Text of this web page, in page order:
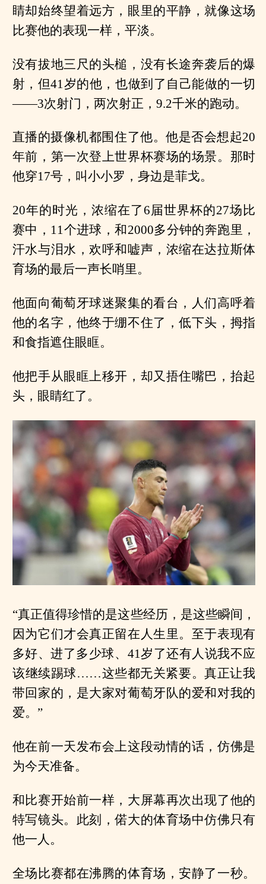
睛却始终望着远方，眼里的平静，就像这场
比赛他的表现一样，平淡。
没有拔地三尺的头槌，没有长途奔袭后的爆
射，但41岁的他，也做到了自己能做的一切
——3次射门，两次射正，9.2千米的跑动。
直播的摄像机都围住了他。他是否会想起20
年前，第一次登上世界杯赛场的场景。那时
他穿17号，叫小小罗，身边是菲戈。
20年的时光，浓缩在了6届世界杯的27场比
赛中，11个进球，和2000多分钟的奔跑里，
汗水与泪水，欢呼和嘘声，浓缩在达拉斯体
育场的最后一声长哨里。
他面向葡萄牙球迷聚集的看台，人们高呼着
他的名字，他终于绷不住了，低下头，拇指
和食指遮住眼眶。
他把手从眼眶上移开，却又捂住嘴巴，抬起
头，眼睛红了。
“真正值得珍惜的是这些经历，是这些瞬间，
因为它们才会真正留在人生里。至于表现有
多好、进了多少球、41岁了还有人说我不应
该继续踢球……这些都无关紧要。真正让我
带回家的，是大家对葡萄牙队的爱和对我的
爱。”
他在前一天发布会上这段动情的话，仿佛是
为今天准备。
和比赛开始前一样，大屏幕再次出现了他的
特写镜头。此刻，偌大的体育场中仿佛只有
他一人。
全场比赛都在沸腾的体育场，安静了一秒。